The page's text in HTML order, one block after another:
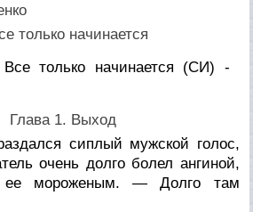
только начинается
Глава 1. Выход
сиплый мужской голос,
очень долго болел ангиной,
ее мороженым. — Долго там